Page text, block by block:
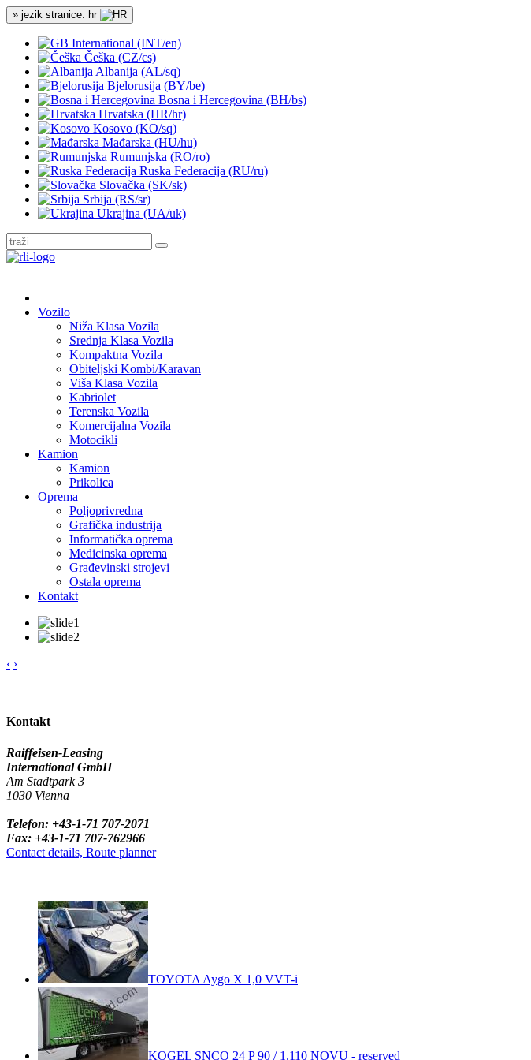
» jezik stranice: hr
International (INT/en)
Češka (CZ/cs)
Albanija (AL/sq)
Bjelorusija (BY/be)
Bosna i Hercegovina (BH/bs)
Hrvatska (HR/hr)
Kosovo (KO/sq)
Mađarska (HU/hu)
Rumunjska (RO/ro)
Ruska Federacija (RU/ru)
Slovačka (SK/sk)
Srbija (RS/sr)
Ukrajina (UA/uk)
Vozilo
Niža Klasa Vozila
Srednja Klasa Vozila
Kompaktna Vozila
Obiteljski Kombi/Karavan
Viša Klasa Vozila
Kabriolet
Terenska Vozila
Komercijalna Vozila
Motocikli
Kamion
Kamion
Prikolica
Oprema
Poljoprivredna
Grafička industrija
Informatička oprema
Medicinska oprema
Građevinski strojevi
Ostala oprema
Kontakt
‹ ›
Kontakt
Raiffeisen-Leasing
International GmbH
Am Stadtpark 3
1030 Vienna
Telefon: +43-1-71 707-2071
Fax: +43-1-71 707-762966
Contact details, Route planner
TOYOTA Aygo X 1,0 VVT-i
KOGEL SNCO 24 P 90 / 1.110 NOVU - reserved